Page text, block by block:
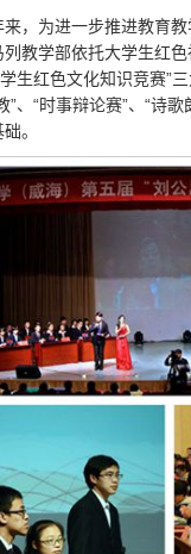
来，为进一步推进教育
教学部依托大学生红
学生红色文化知识竞赛”
”、“时事辩论赛”、“诗
。